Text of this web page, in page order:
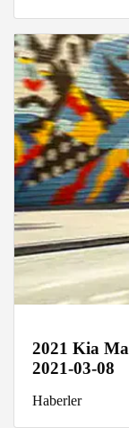
2021 Kia
2021-03-08
Haberler